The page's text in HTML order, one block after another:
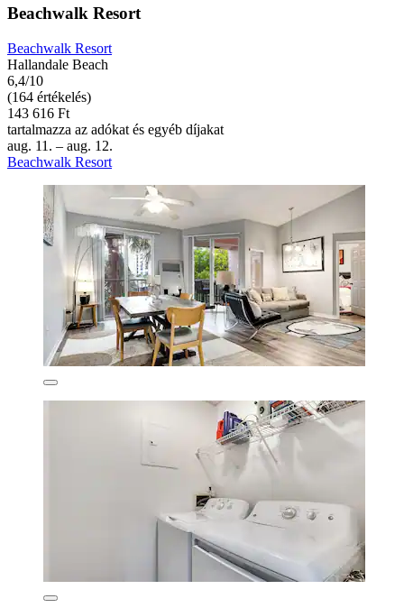
Beachwalk Resort
Beachwalk Resort
Hallandale Beach
6,4/10
(164 értékelés)
143 616 Ft
tartalmazza az adókat és egyéb díjakat
aug. 11. – aug. 12.
Beachwalk Resort